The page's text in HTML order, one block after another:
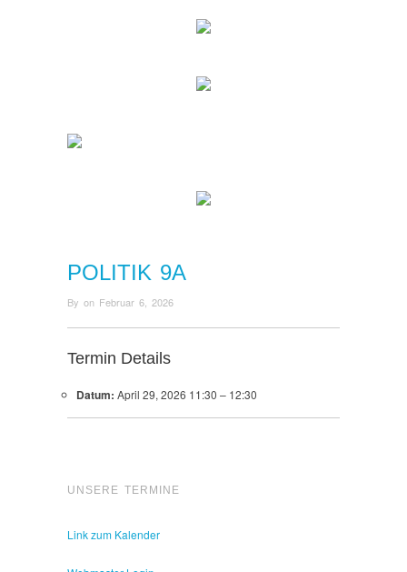
POLITIK 9A
By on Februar 6, 2026
Termin Details
Datum: April 29, 2026 11:30 – 12:30
UNSERE TERMINE
Link zum Kalender